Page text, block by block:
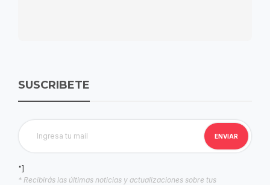
SUSCRIBETE
"]
* Recibirás las últimas noticias y actualizaciones sobre tus